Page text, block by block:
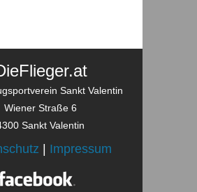
Sankt Valentin
Wiener Straße 6
Sankt Valentin
| Impressum